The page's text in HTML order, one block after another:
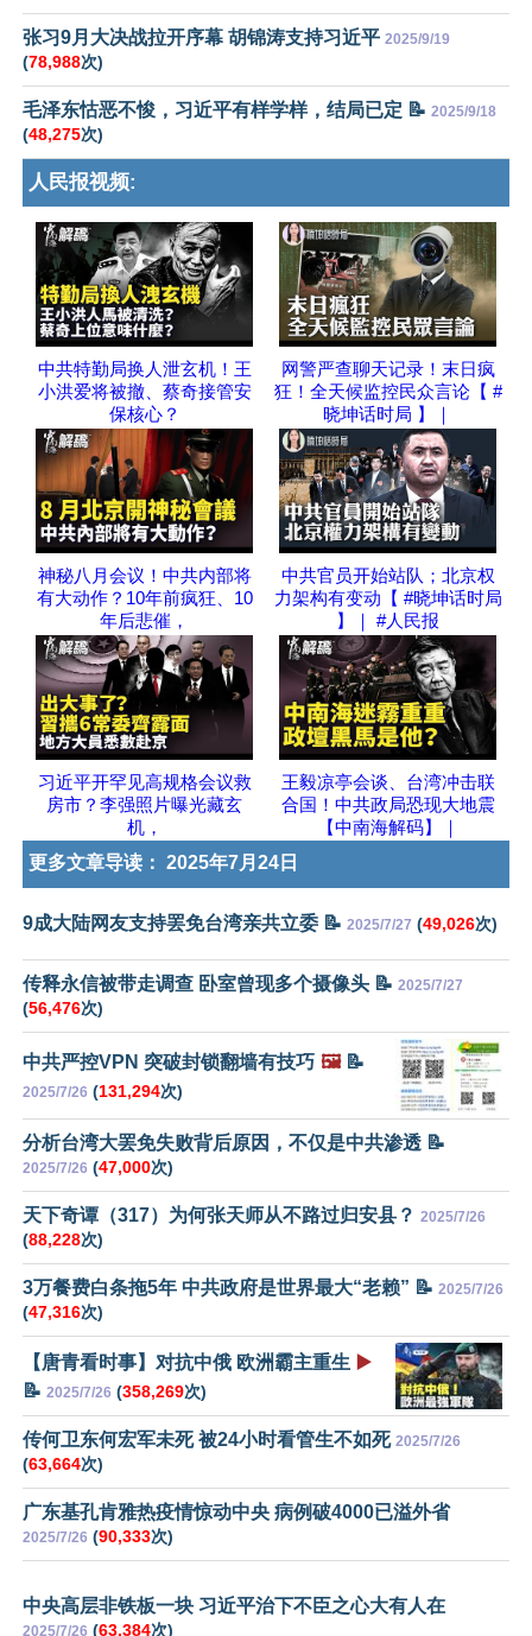
张习9月大决战拉开序幕 胡锦涛支持习近平 2025/9/19
(78,988次)
毛泽东怙恶不悛，习近平有样学样，结局已定 📝 2025/9/18
(48,275次)
人民报视频:
中共特勤局换人泄玄机！王
小洪爱将被撤、蔡奇接管安
保核心？
网警严查聊天记录！末日疯
狂！全天候监控民众言论【 #
晓坤话时局 】｜
神秘八月会议！中共内部将
有大动作？10年前疯狂、10
年后悲催，
中共官员开始站队；北京权
力架构有变动【 #晓坤话时局
】｜ #人民报
习近平开罕见高规格会议救
房市？李强照片曝光藏玄
机，
王毅凉亭会谈、台湾冲击联
合国！中共政局恐现大地震
【中南海解码】｜
更多文章导读： 2025年7月24日
9成大陆网友支持罢免台湾亲共立委 📝 2025/7/27 (49,026次)
传释永信被带走调查 卧室曾现多个摄像头 📝 2025/7/27
(56,476次)
中共严控VPN 突破封锁翻墙有技巧 🖼️📝
2025/7/26 (131,294次)
分析台湾大罢免失败背后原因，不仅是中共渗透 📝
2025/7/26 (47,000次)
天下奇谭（317）为何张天师从不路过归安县？ 2025/7/26
(88,228次)
3万餐费白条拖5年 中共政府是世界最大“老赖” 📝 2025/7/26
(47,316次)
【唐青看时事】对抗中俄 欧洲霸主重生 ▶️
📝 2025/7/26 (358,269次)
传何卫东何宏军未死 被24小时看管生不如死 2025/7/26
(63,664次)
广东基孔肯雅热疫情惊动中央 病例破4000已溢外省
2025/7/26 (90,333次)
中央高层非铁板一块 习近平治下不臣之心大有人在
2025/7/26 (63,384次)